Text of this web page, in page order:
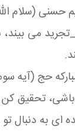
حسنی (سلام
می
حج (آیه
باشی، تحقیق
ای به دنبال تو